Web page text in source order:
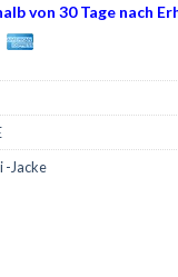
von 30 Tage nach
-Jacke